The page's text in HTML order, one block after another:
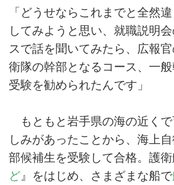
「どうせならこれまでと全然
してみようと思い、就職説明
スで話を聞いてみたら、広報
衛隊の幹部となるコース、一
受験を勧められたんです」
もともと岩手県の海の近くで
しみがあったことから、海上
部候補生を受験して合格。護衛
ど 』をはじめ、さまざまな船で